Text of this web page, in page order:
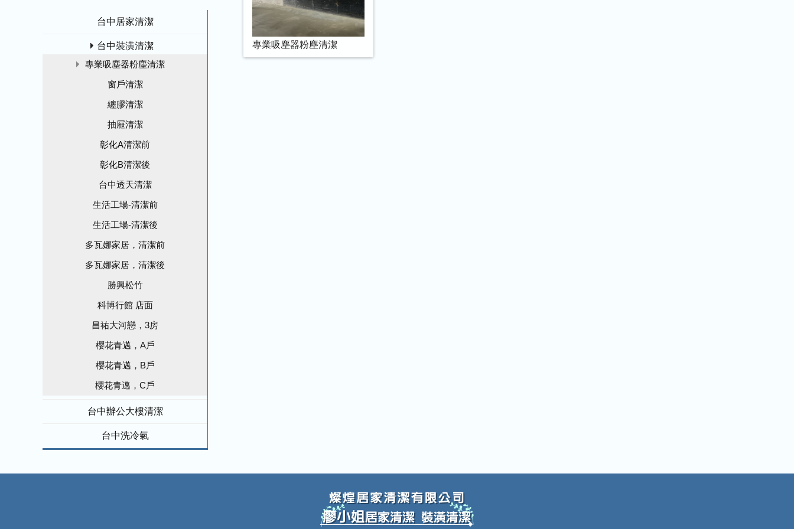
台中居家清潔
台中裝潢清潔
專業吸塵器粉塵清潔
窗戶清潔
纏膠清潔
抽屜清潔
彰化A清潔前
彰化B清潔後
台中透天清潔
生活工場-清潔前
生活工場-清潔後
多瓦娜家居，清潔前
多瓦娜家居，清潔後
勝興松竹
科博行館 店面
昌祐大河戀，3房
櫻花青邁，A戶
櫻花青邁，B戶
櫻花青邁，C戶
台中辦公大樓清潔
台中洗冷氣
專業吸塵器粉塵清潔